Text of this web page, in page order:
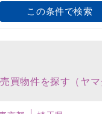
この条件で検索
売買物件を探す（ヤ